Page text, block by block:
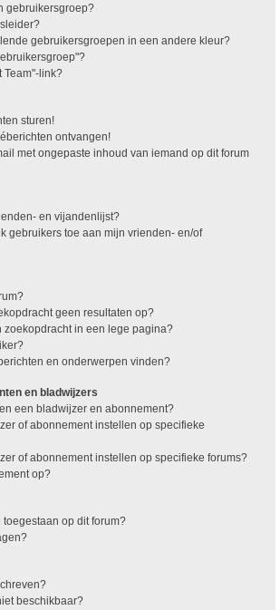
gebruikersgroep?
gebruikersgroepen in een andere kleur?
Team"-link?
sturen!
ontvangen!
met ongepaste inhoud van iemand op dit forum
en vijandenlijst?
gebruikers toe aan mijn vrienden- en/of
geen resultaten op?
zoekopdracht in een lege pagina?
en onderwerpen vinden?
en bladwijzers
een bladwijzer en abonnement?
of abonnement instellen op specifieke
of abonnement instellen op specifieke forums?
op?
op dit forum?
beschikbaar?